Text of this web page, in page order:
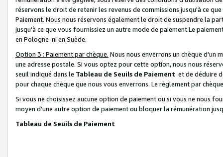
réservons le droit de retenir les revenus de commissions jusqu'à ce
Paiement. Nous nous réservons également le droit de suspendre la
jusqu'à ce que vous fournissiez un autre mode de paiement.Le
en Pologne ni en Suède.
Option 3 : Paiement par chèque. Nous nous enverrons un chèque d'un
une adresse postale. Si vous optez pour cette option, nous nous
seuil indiqué dans le Tableau de Seuils de Paiement et de déduire
pour chaque chèque que nous vous enverrons. Le règlement par
Si vous ne choisissez aucune option de paiement ou si vous ne nous
moyen d’une autre option de paiement ou bloquer la rémunération
Tableau de Seuils de Paiement